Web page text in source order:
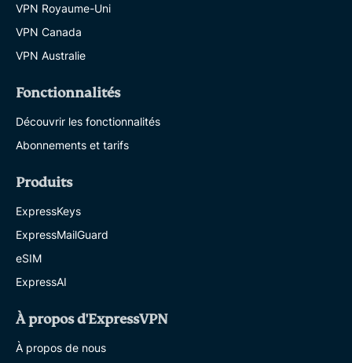
VPN Royaume-Uni
VPN Canada
VPN Australie
Fonctionnalités
Découvrir les fonctionnalités
Abonnements et tarifs
Produits
ExpressKeys
ExpressMailGuard
eSIM
ExpressAI
À propos d'ExpressVPN
À propos de nous